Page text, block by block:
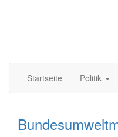
Startseite
Politik